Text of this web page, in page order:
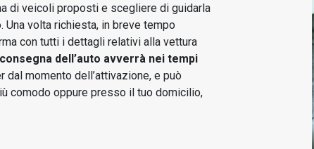
di veicoli proposti e scegliere di guidarla
volta richiesta, in breve tempo
con tutti i dettagli relativi alla vettura
dell’auto avverrà nei tempi
dal momento dell’attivazione, e può
comodo oppure presso il tuo domicilio,